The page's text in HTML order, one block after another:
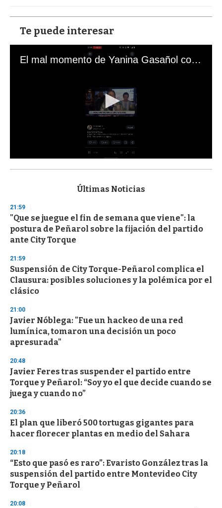
Te puede interesar
El mal momento de Yanina Gasañol con un hincha argentino en "Subrayado"
s
d
s
o
f
3
s
e
c
o
n
Últimas Noticias
21:59
"Que se juegue el fin de semana que viene": la
postura de Peñarol sobre la fijación del partido
ante City Torque
21:59
Suspensión de City Torque-Peñarol complica el
Clausura: posibles soluciones y la polémica por el
clásico
21:00
Javier Nóblega: "Fue un hackeo de una red
lumínica, tomaron una decisión un poco
apresurada"
20:48
Javier Feres tras suspender el partido entre
Torque y Peñarol: “Soy yo el que decide cuando se
juega y cuando no”
20:36
El plan que liberó 500 tortugas gigantes para
hacer florecer plantas en medio del Sahara
20:18
“Esto que pasó es raro”: Evaristo González tras la
suspensión del partido entre Montevideo City
Torque y Peñarol
20:08